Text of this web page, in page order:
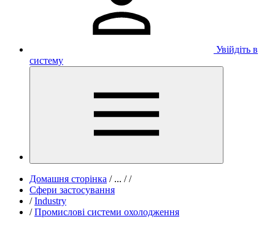
Увійдіть в
систему
Домашня сторінка /... / /
Сфери застосування
/ Industry
/ Промислові системи охолодження